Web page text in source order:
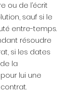
ou de l’écrit
sauf si le
entre-temps.
résoudre
si les dates
la
lui une